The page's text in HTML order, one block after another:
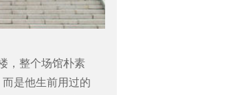
，整个场馆朴素
是他生前用过的